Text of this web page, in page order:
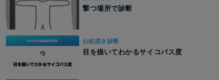
撃つ場所で診断
お絵描き診断
目を描いてわかるサイコパス度